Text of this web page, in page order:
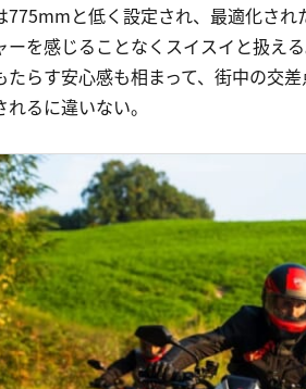
775mmと低く設定され、最適化さ
ーを感じることなくスイスイと扱え
たらす安心感も相まって、街中の交
るに違いない。